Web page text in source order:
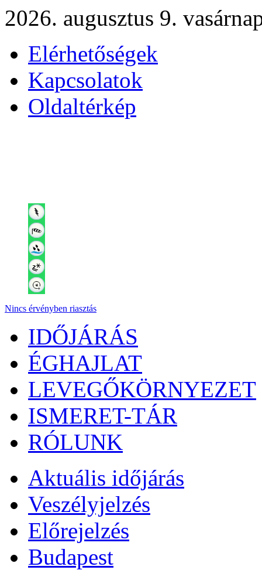
2026. augusztus 9.
Elérhetőségek
Kapcsolatok
Oldaltérkép
Nincs érvényben riasztás
IDŐJÁRÁS
ÉGHAJLAT
LEVEGŐKÖRNYEZET
ISMERET-TÁR
RÓLUNK
Aktuális időjárás
Veszélyjelzés
Előrejelzés
Budapest